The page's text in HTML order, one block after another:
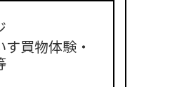
買物体験・